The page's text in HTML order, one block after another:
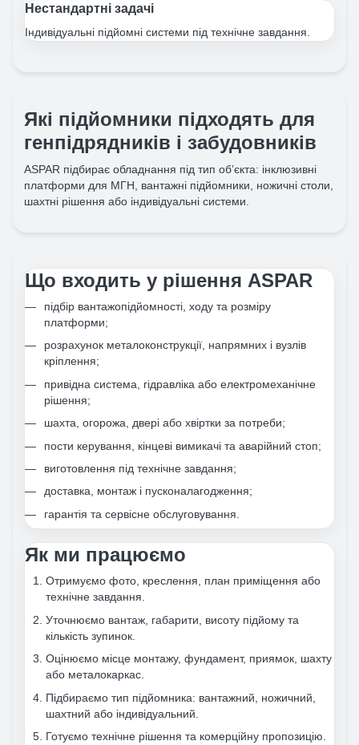
Нестандартні задачі
Індивідуальні підйомні системи під технічне завдання.
Які підйомники підходять для
генпідрядників і забудовників
ASPAR підбирає обладнання під тип об’єкта: інклюзивні
платформи для МГН, вантажні підйомники, ножичні столи,
шахтні рішення або індивідуальні системи.
Що входить у рішення ASPAR
підбір вантажопідйомності, ходу та розміру
платформи;
розрахунок металоконструкції, напрямних і вузлів
кріплення;
привідна система, гідравліка або електромеханічне
рішення;
шахта, огорожа, двері або хвіртки за потреби;
пости керування, кінцеві вимикачі та аварійний стоп;
виготовлення під технічне завдання;
доставка, монтаж і пусконалагодження;
гарантія та сервісне обслуговування.
Як ми працюємо
Отримуємо фото, креслення, план приміщення або
технічне завдання.
Уточнюємо вантаж, габарити, висоту підйому та
кількість зупинок.
Оцінюємо місце монтажу, фундамент, приямок, шахту
або металокаркас.
Підбираємо тип підйомника: вантажний, ножичний,
шахтний або індивідуальний.
Готуємо технічне рішення та комерційну пропозицію.